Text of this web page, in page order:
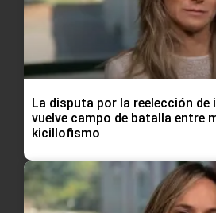
La disputa por la reelección de
vuelve campo de batalla entre
kicillofismo